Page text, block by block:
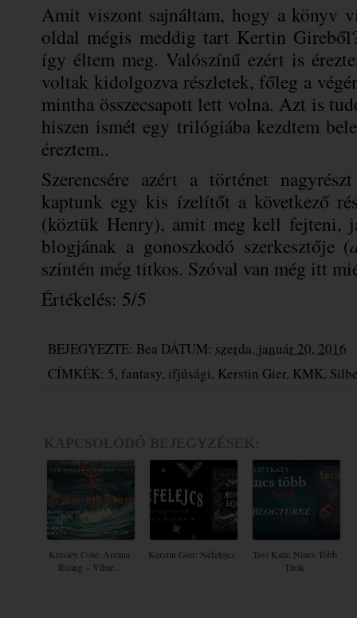
Amit viszont sajnáltam, hogy a könyv
oldal mégis meddig tart Kertin
így éltem meg. Valószínű ezért is
voltak kidolgozva részletek, főleg a
mintha összecsapott lett volna. Azt is
hiszen ismét egy trilógiába kezdtem
éreztem..
Szerencsére azért a történet
kaptunk egy kis ízelítőt a következő
(köztük Henry), amit meg kell fejteni,
blogjának a gonoszkodó szerkesztője (
szintén még titkos. Szóval van még itt
Értékelés: 5/5
BEJEGYEZTE: Bea DÁTUM: szerda, január 20, 2016
CÍMKÉK: 5, fantasy, ifjúsági, Kerstin Gier, KMK,
Kresley Cole: Arcana
Rising – Vihar...
Kerstin Gier: Nefelejcs
Tavi Kata: Nincs Több
Titok